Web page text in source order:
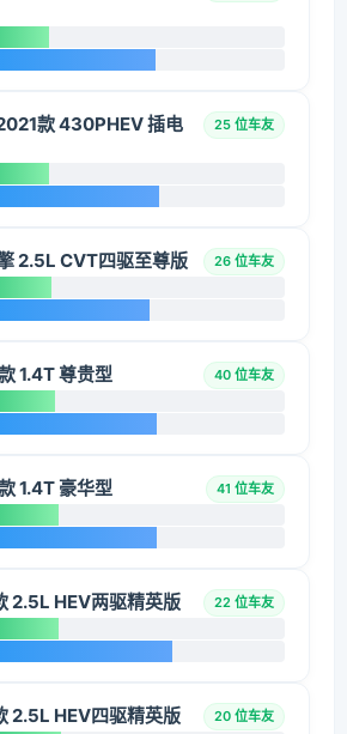
款 430PHEV 插电
25 位车友
2.5L CVT四驱至尊版 26 位车友
1.4T 尊贵型 40 位车友
1.4T 豪华型 41 位车友
2.5L HEV两驱精英版 22 位车友
2.5L HEV四驱精英版 20 位车友